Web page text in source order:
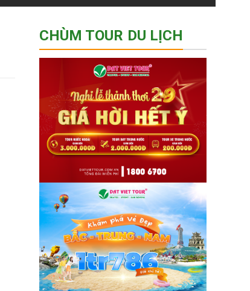
CHÙM TOUR DU LỊCH